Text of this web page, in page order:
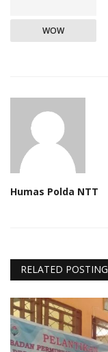
WOW
Humas Polda NTT
RELATED POSTING